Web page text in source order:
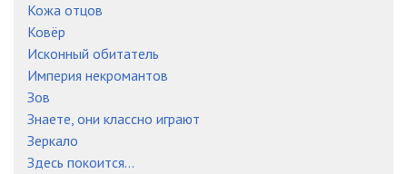
Кожа отцов
Ковёр
Исконный обитатель
Империя некромантов
Зов
Знаете, они классно играют
Зеркало
Здесь покоится...